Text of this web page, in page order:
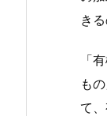
きる
「
も
て